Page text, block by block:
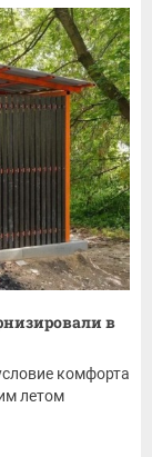
в
комфорта
летом